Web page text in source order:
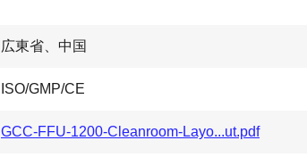
広東省、中国
ISO/GMP/CE
GCC-FFU-1200-Cleanroom-Layo...ut.pdf